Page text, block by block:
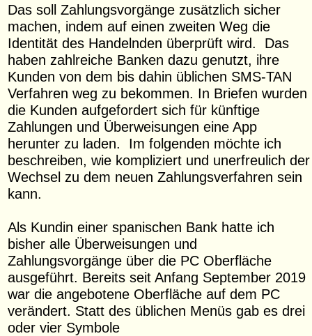
Das soll Zahlungsvorgänge zusätzlich sicher
machen, indem auf einen zweiten Weg die
Identität des Handelnden überprüft wird. Das
haben zahlreiche Banken dazu genutzt, ihre
Kunden von dem bis dahin üblichen SMS-TAN
Verfahren weg zu bekommen. In Briefen wurden
die Kunden aufgefordert sich für künftige
Zahlungen und Überweisungen eine App
herunter zu laden. Im folgenden möchte ich
beschreiben, wie kompliziert und unerfreulich der
Wechsel zu dem neuen Zahlungsverfahren sein
kann.
Als Kundin einer spanischen Bank hatte ich
bisher alle Überweisungen und
Zahlungsvorgänge über die PC Oberfläche
ausgeführt. Bereits seit Anfang September 2019
war die angebotene Oberfläche auf dem PC
verändert. Statt des üblichen Menüs gab es drei
oder vier Symbole